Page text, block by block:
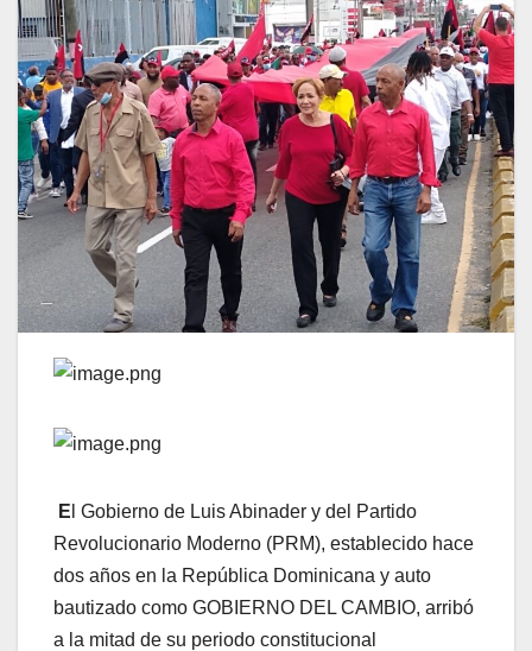
E l Gobierno de Luis Abinader y del Partido
Revolucionario Moderno (PRM), establecido hace
dos años en la República Dominicana y auto
bautizado como GOBIERNO DEL CAMBIO, arribó
a la mitad de su periodo constitucional